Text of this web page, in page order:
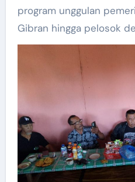
program unggulan
Gibran hingga pelosok